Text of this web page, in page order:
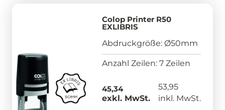
Colop Printer R50
EXLIBRIS
Abdruckgröße: Ø50mm
Anzahl Zeilen: 7 Zeilen
45,34
exkl. MwSt.
53,95
inkl. MwSt.